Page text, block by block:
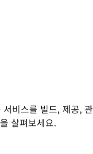
비스를 빌드, 제공, 관
살펴보세요.